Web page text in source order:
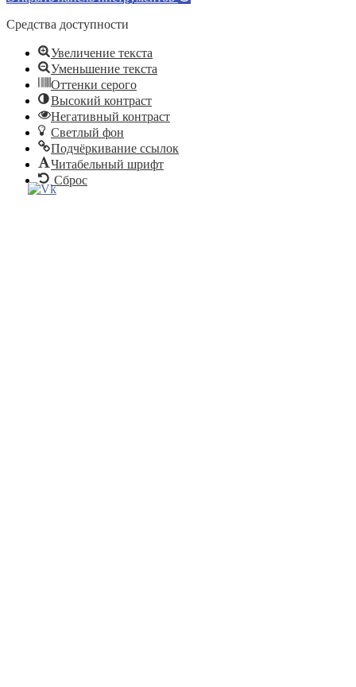
Средства доступности
Увеличение текста
Уменьшение текста
Оттенки серого
Высокий контраст
Негативный контраст
Светлый фон
Подчёркивание ссылок
Читабельный шрифт
Сброс